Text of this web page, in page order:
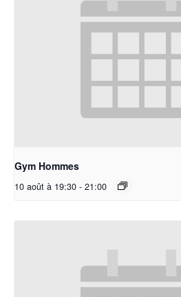
Gym Hommes
10 août à 19:30 - 21:00